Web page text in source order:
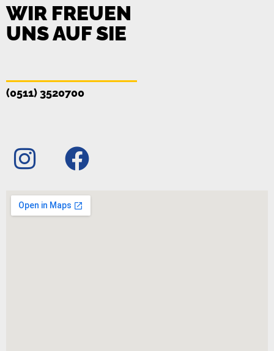
WIR FREUEN
UNS AUF SIE
(0511) 3520700